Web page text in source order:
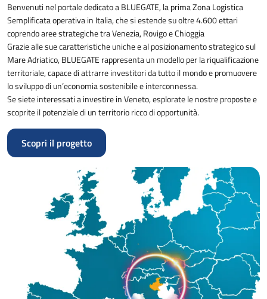
Benvenuti nel portale dedicato a BLUEGATE, la prima Zona Logistica
Semplificata operativa in Italia, che si estende su oltre 4.600 ettari
coprendo aree strategiche tra Venezia, Rovigo e Chioggia
Grazie alle sue caratteristiche uniche e al posizionamento strategico sul
Mare Adriatico, BLUEGATE rappresenta un modello per la riqualificazione
territoriale, capace di attrarre investitori da tutto il mondo e promuovere
lo sviluppo di un’economia sostenibile e interconnessa.
Se siete interessati a investire in Veneto, esplorate le nostre proposte e
scoprite il potenziale di un territorio ricco di opportunità.
Scopri il progetto